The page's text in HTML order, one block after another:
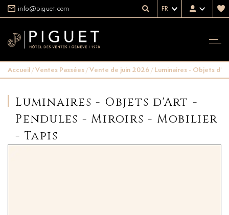
info@piguet.com FR
Accueil/Ventes Passées/Vente de juin 2026/Luminaires - Objets
Luminaires - Objets d'Art -
Pendules - Miroirs - Mobilier
- Tapis